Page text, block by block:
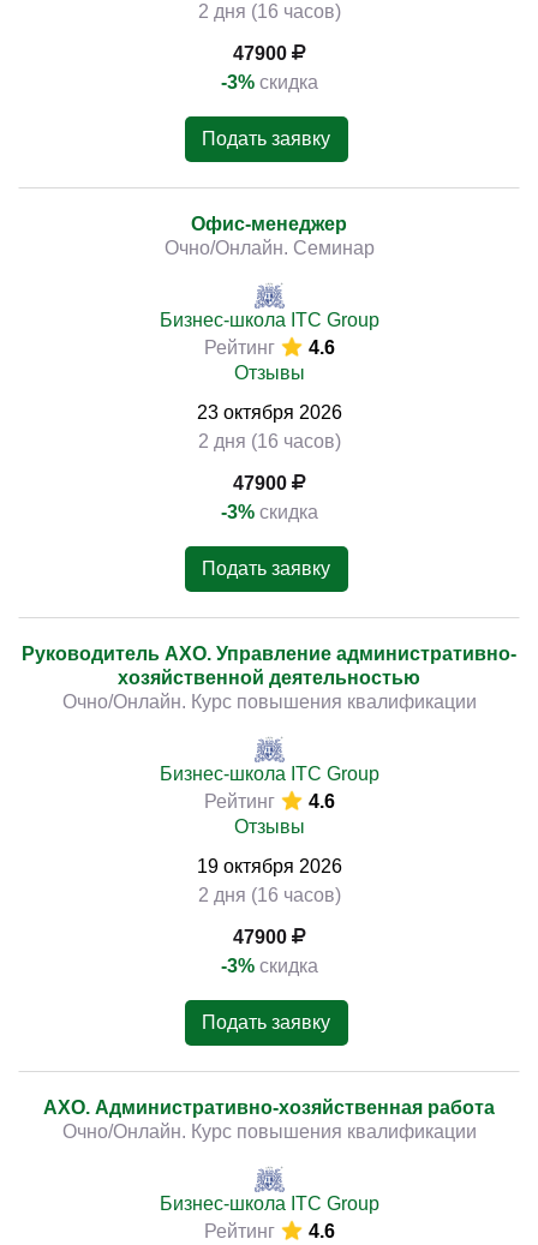
2 дня (16 часов)
47900
-3% скидка
Подать заявку
Офис-менеджер
Очно/Онлайн. Семинар
Бизнес-школа ITC Group
Рейтинг
4.6
Отзывы
23 октября 2026
2 дня (16 часов)
47900
-3% скидка
Подать заявку
Руководитель АХО. Управление административно-
хозяйственной деятельностью
Очно/Онлайн. Курс повышения квалификации
Бизнес-школа ITC Group
Рейтинг
4.6
Отзывы
19 октября 2026
2 дня (16 часов)
47900
-3% скидка
Подать заявку
АХО. Административно-хозяйственная работа
Очно/Онлайн. Курс повышения квалификации
Бизнес-школа ITC Group
Рейтинг
4.6